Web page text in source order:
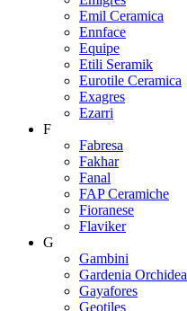
Emil Ceramica
Ennface
Equipe
Etili Seramik
Eurotile Ceramica
Exagres
Ezarri
F
Fabresa
Fakhar
Fanal
FAP Ceramiche
Fioranese
Flaviker
G
Gambini
Gardenia Orchidea
Gayafores
Geotiles